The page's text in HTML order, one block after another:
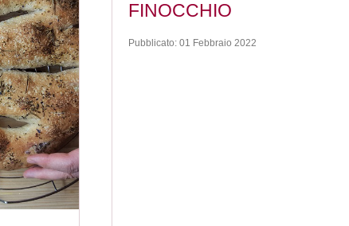
FINOCCHIO
Pubblicato: 01 Febbraio 2022